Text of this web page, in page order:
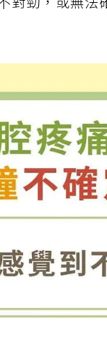
對勁，或無